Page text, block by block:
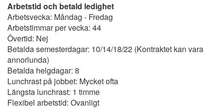
Arbetstid och betald ledighet
Arbetsvecka: Måndag - Fredag
Arbetstimmar per vecka: 44
Övertid: Nej
Betalda semesterdagar: 10/14/18/22 (Kontraktet kan vara
annorlunda)
Betalda helgdagar: 8
Lunchrast på jobbet: Mycket ofta
Längsta lunchrast: 1 timme
Flexibel arbetstid: Ovanligt